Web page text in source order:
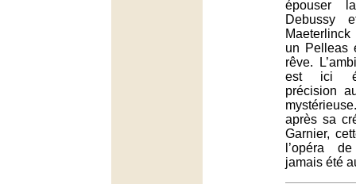
épouser
Debussy
un Pelleas
rêve.
est ici
précision
après sa
Garnier,
l’opéra
jamais été